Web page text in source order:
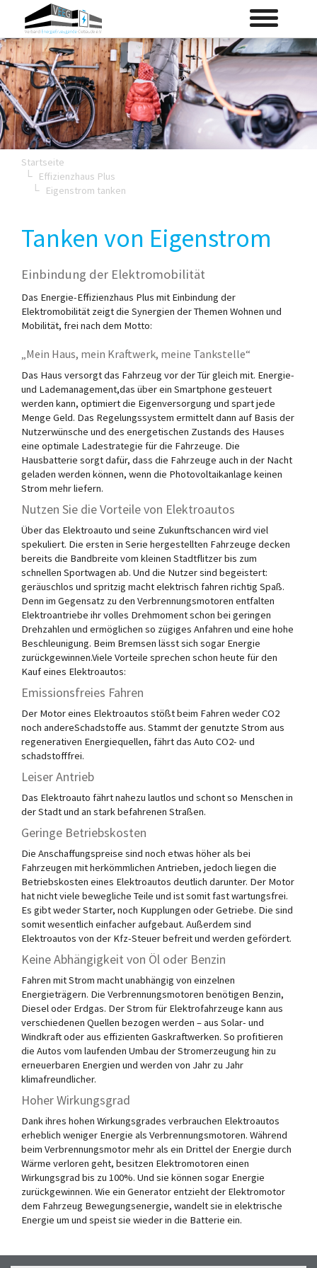
main
content
Toggle
navigation
Startseite
Effizienzhaus Plus
Eigenstrom tanken
Tanken von Eigenstrom
Einbindung der Elektromobilität
Das Energie-Effizienzhaus Plus mit Einbindung der
Elektromobilität zeigt die Synergien der Themen Wohnen und
Mobilität, frei nach dem Motto:
„Mein Haus, mein Kraftwerk, meine Tankstelle“
Das Haus versorgt das Fahrzeug vor der Tür gleich mit. Energie-
und Lademanagement,das über ein Smartphone gesteuert
werden kann, optimiert die Eigenversorgung und spart jede
Menge Geld. Das Regelungssystem ermittelt dann auf Basis der
Nutzerwünsche und des energetischen Zustands des Hauses
eine optimale Ladestrategie für die Fahrzeuge. Die
Hausbatterie sorgt dafür, dass die Fahrzeuge auch in der Nacht
geladen werden können, wenn die Photovoltaikanlage keinen
Strom mehr liefern.
Nutzen Sie die Vorteile von Elektroautos
Über das Elektroauto und seine Zukunftschancen wird viel
spekuliert. Die ersten in Serie hergestellten Fahrzeuge decken
bereits die Bandbreite vom kleinen Stadtflitzer bis zum
schnellen Sportwagen ab. Und die Nutzer sind begeistert:
geräuschlos und spritzig macht elektrisch fahren richtig Spaß.
Denn im Gegensatz zu den Verbrennungsmotoren entfalten
Elektroantriebe ihr volles Drehmoment schon bei geringen
Drehzahlen und ermöglichen so zügiges Anfahren und eine hohe
Beschleunigung. Beim Bremsen lässt sich sogar Energie
zurückgewinnen.Viele Vorteile sprechen schon heute für den
Kauf eines Elektroautos:
Emissionsfreies Fahren
Der Motor eines Elektroautos stößt beim Fahren weder CO2
noch andereSchadstoffe aus. Stammt der genutzte Strom aus
regenerativen Energiequellen, fährt das Auto CO2- und
schadstofffrei.
Leiser Antrieb
Das Elektroauto fährt nahezu lautlos und schont so Menschen in
der Stadt und an stark befahrenen Straßen.
Geringe Betriebskosten
Die Anschaffungspreise sind noch etwas höher als bei
Fahrzeugen mit herkömmlichen Antrieben, jedoch liegen die
Betriebskosten eines Elektroautos deutlich darunter. Der Motor
hat nicht viele bewegliche Teile und ist somit fast wartungsfrei.
Es gibt weder Starter, noch Kupplungen oder Getriebe. Die sind
somit wesentlich einfacher aufgebaut. Außerdem sind
Elektroautos von der Kfz-Steuer befreit und werden gefördert.
Keine Abhängigkeit von Öl oder Benzin
Fahren mit Strom macht unabhängig von einzelnen
Energieträgern. Die Verbrennungsmotoren benötigen Benzin,
Diesel oder Erdgas. Der Strom für Elektrofahrzeuge kann aus
verschiedenen Quellen bezogen werden – aus Solar- und
Windkraft oder aus effizienten Gaskraftwerken. So profitieren
die Autos vom laufenden Umbau der Stromerzeugung hin zu
erneuerbaren Energien und werden von Jahr zu Jahr
klimafreundlicher.
Hoher Wirkungsgrad
Dank ihres hohen Wirkungsgrades verbrauchen Elektroautos
erheblich weniger Energie als Verbrennungsmotoren. Während
beim Verbrennungsmotor mehr als ein Drittel der Energie durch
Wärme verloren geht, besitzen Elektromotoren einen
Wirkungsgrad bis zu 100%. Und sie können sogar Energie
zurückgewinnen. Wie ein Generator entzieht der Elektromotor
dem Fahrzeug Bewegungsenergie, wandelt sie in elektrische
Energie um und speist sie wieder in die Batterie ein.